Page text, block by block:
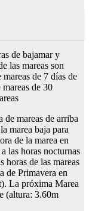
de bajamar y
las mareas son
de 7 días de
de 30
de mareas de arriba
marea baja para
de la marea en
las horas nocturnas
horas de las mareas
de Primavera en
La próxima Marea
(altura: 3.60m